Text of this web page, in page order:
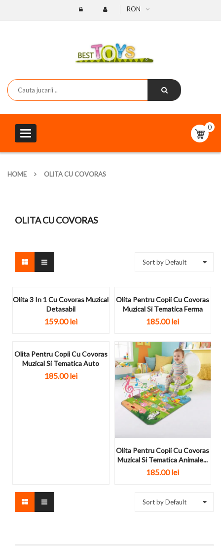
RON
Toggle
navigation
0
HOME OLITA CU COVORAS
OLITA CU COVORAS
Sort by Default
Olita 3 In 1 Cu Covoras Muzical
Detasabil
159.00lei
Olita Pentru Copii Cu Covoras
Muzical Si Tematica Ferma
185.00lei
Olita Pentru Copii Cu Covoras
Muzical Si Tematica Auto
185.00lei
Olita Pentru Copii Cu Covoras
Muzical Si Tematica Animale...
185.00lei
Sort by Default